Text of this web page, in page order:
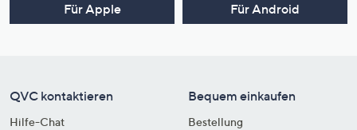
Für Apple Für Android
QVC kontaktieren
Hilfe-Chat
Bequem einkaufen
Bestellung